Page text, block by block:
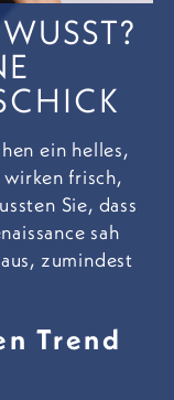
ein helles,
frisch,
Sie, dass
sah
zumindest
Trend